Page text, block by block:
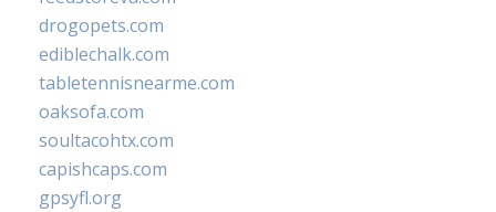
drogopets.com
ediblechalk.com
tabletennisnearme.com
oaksofa.com
soultacohtx.com
capishcaps.com
gpsyfl.org